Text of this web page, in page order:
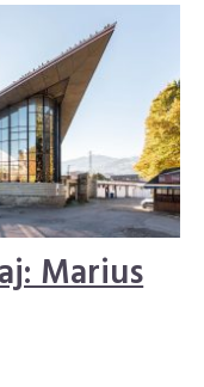
Marius